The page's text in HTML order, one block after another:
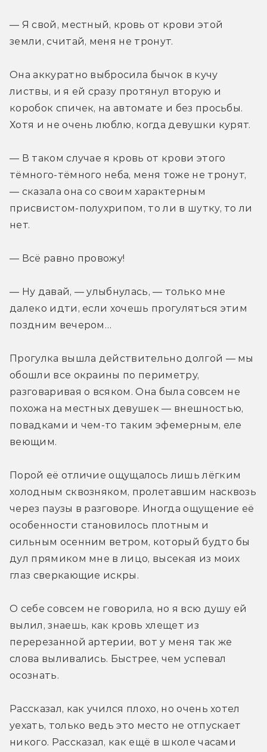
— Я свой, местный, кровь от крови этой
земли, считай, меня не тронут.
Она аккуратно выбросила бычок в кучу
листвы, и я ей сразу протянул вторую и
коробок спичек, на автомате и без просьбы.
Хотя и не очень люблю, когда девушки курят.
— В таком случае я кровь от крови этого
тёмного-тёмного неба, меня тоже не тронут,
— сказала она со своим характерным
присвистом-полухрипом, то ли в шутку, то ли
нет.
— Всё равно провожу!
— Ну давай, — улыбнулась, — только мне
далеко идти, если хочешь прогуляться этим
поздним вечером…
Прогулка вышла действительно долгой — мы
обошли все окраины по периметру,
разговаривая о всяком. Она была совсем не
похожа на местных девушек — внешностью,
повадками и чем-то таким эфемерным, еле
веющим.
Порой её отличие ощущалось лишь лёгким
холодным сквозняком, пролетавшим насквозь
через паузы в разговоре. Иногда ощущение её
особенности становилось плотным и
сильным осенним ветром, который будто бы
дул прямиком мне в лицо, высекая из моих
глаз сверкающие искры.
О себе совсем не говорила, но я всю душу ей
вылил, знаешь, как кровь хлещет из
перерезанной артерии, вот у меня так же
слова выливались. Быстрее, чем успевал
осознать.
Рассказал, как учился плохо, но очень хотел
уехать, только ведь это место не отпускает
никого. Рассказал, как ещё в школе часами